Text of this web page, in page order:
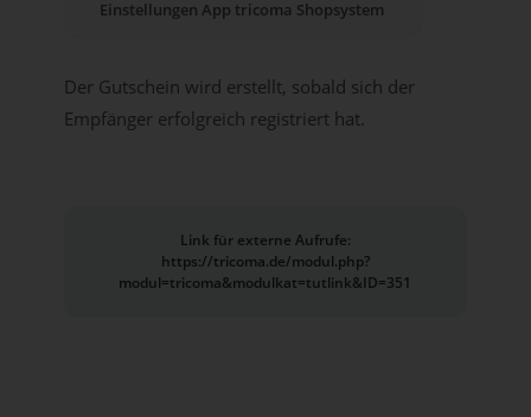
Einstellungen App tricoma Shopsystem
Der Gutschein wird erstellt, sobald sich der
Empfänger erfolgreich registriert hat.
Link für externe Aufrufe:
https://tricoma.de/modul.php?
modul=tricoma&modulkat=tutlink&ID=351